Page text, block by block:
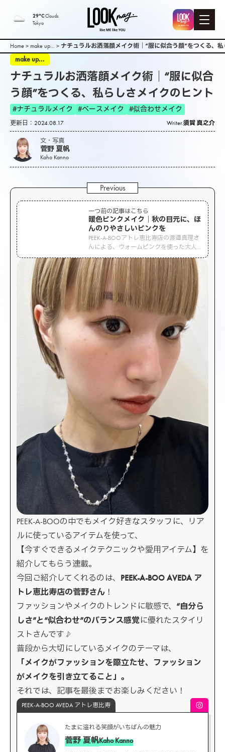
29°CClouds
Tokyo
Home > make up... > ナチュラルお洒落顔メイク術｜“服に似合う顔”をつくる、
make up...
ナチュラルお洒落顔メイク術｜“服に似合
う顔”をつくる、私らしさメイクのヒント
#ナチュラルメイク #ベースメイク #似合わせメイク
更新日：2024.08.17 Writer.須賀 真之介
文・写真
菅野 夏帆
Kaho Kanno
一つ前の記事はこちら
暖色ピンクメイク｜秋の目元に、ほ
んのりやさしいピンクを
PEEK-A-BOOアトレ恵比寿店の渡邉真理さ
んによる、ウォームピンクを使った大人
の秋メイク。目尻にビビッドピンクをプ
ラスすることで、ナチュラルだけど遊び
心のある目元に。初心者にもおすすめの
カラーメイクHOW TOを紹介。
PEEK-A-BOOの中でもメイク好きなスタッフに、リア
ルに使っているアイテムを使って、
【今すぐできるメイクテクニックや愛用アイテム】を
紹介してもらう連載。
今回ご紹介してくれるのは、 PEEK-A-BOO AVEDA ア
トレ恵比寿店の菅野さん ！
ファッションやメイクのトレンドに敏感で、 “自分ら
しさ”と“似合わせ”のバランス感覚 に優れたスタイリ
ストさんです♪
普段から大切にしているメイクのテーマは、
「メイクがファッションを際立たせ、ファッション
がメイクを引き立てること」。
それでは、記事を最後までお楽しみください！
PEEK-A-BOO AVEDA アトレ恵比寿
たまに溢れる笑顔がいちばんの魅力
菅野 夏帆Kaho Kanno